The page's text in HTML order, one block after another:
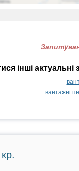
інші
вантажні